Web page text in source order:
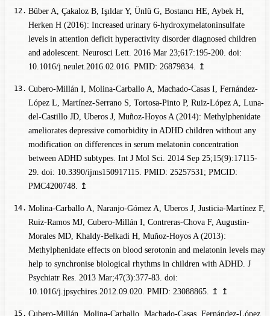
Büber A, Çakaloz B, Işıldar Y, Ünlü G, Bostancı HE, Aybek H,
Herken H (2016): Increased urinary 6-hydroxymelatoninsulfate
levels in attention deficit hyperactivity disorder diagnosed children
and adolescent. Neurosci Lett. 2016 Mar 23;617:195-200. doi:
10.1016/j.neulet.2016.02.016. PMID: 26879834.
↥
Cubero-Millán I, Molina-Carballo A, Machado-Casas I, Fernández-
López L, Martínez-Serrano S, Tortosa-Pinto P, Ruiz-López A, Luna-
del-Castillo JD, Uberos J, Muñoz-Hoyos A (2014): Methylphenidate
ameliorates depressive comorbidity in ADHD children without any
modification on differences in serum melatonin concentration
between ADHD subtypes. Int J Mol Sci. 2014 Sep 25;15(9):17115-
29. doi: 10.3390/ijms150917115. PMID: 25257531; PMCID:
PMC4200748.
↥
Molina-Carballo A, Naranjo-Gómez A, Uberos J, Justicia-Martínez F,
Ruiz-Ramos MJ, Cubero-Millán I, Contreras-Chova F, Augustin-
Morales MD, Khaldy-Belkadi H, Muñoz-Hoyos A (2013):
Methylphenidate effects on blood serotonin and melatonin levels may
help to synchronise biological rhythms in children with ADHD. J
Psychiatr Res. 2013 Mar;47(3):377-83. doi:
10.1016/j.jpsychires.2012.09.020. PMID: 23088865.
↥ ↥
Cubero-Millán, Molina-Carballo, Machado-Casas, Fernández-López,